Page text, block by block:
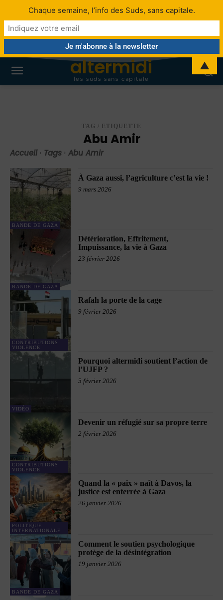
altermidi
les suds sans capitale
TAG / ETIQUETTE
Abu Amir
Accueil Tags Abu Amir
BANDE DE GAZA
À Gaza aussi, l’agriculture c’est la vie !
9 mars 2026
BANDE DE GAZA
Détérioration, Effritement,
Impuissance, la vie à Gaza
23 février 2026
CONTRIBUTIONS
VIOLENCE
Rafah la porte de la cage
9 février 2026
VIDÉO
Pourquoi altermidi soutient l’action de
l’UJFP ?
5 février 2026
CONTRIBUTIONS
VIOLENCE
Devenir un réfugié sur sa propre terre
2 février 2026
POLITIQUE
INTERNATIONALE
Quand la « paix » naît à Davos, la
justice est enterrée à Gaza
26 janvier 2026
BANDE DE GAZA
Comment le soutien psychologique
protège de la désintégration
19 janvier 2026
Chaque semaine, l’info des Suds, sans capitale.
▲